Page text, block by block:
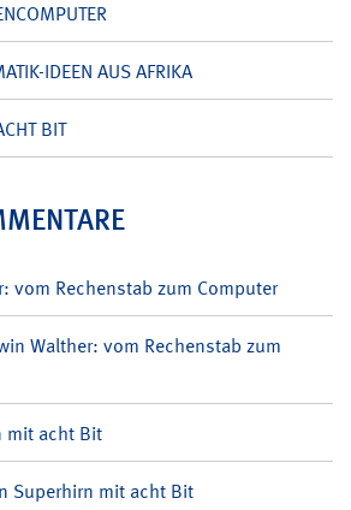
IDEEN AUS AFRIKA
BIT
vom Rechenstab zum Computer
Walther: vom Rechenstab zum
mit acht Bit
Superhirn mit acht Bit